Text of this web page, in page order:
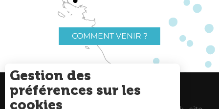
COMMENT VENIR ?
Charte du voyageur Liens utiles
Gestion des
préférences sur les
cookies